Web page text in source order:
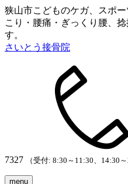
狭山市こどものケガ、スポ
こり・腰痛・ぎっくり腰、
す。
さいとう接骨院
7327
（受付: 8:30～11:30、14:30～
menu